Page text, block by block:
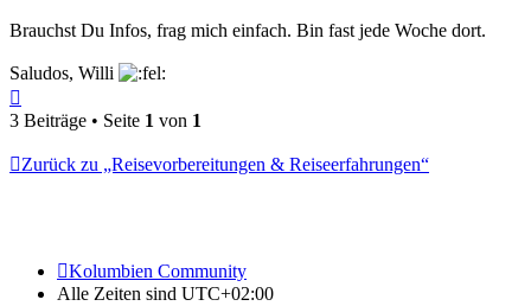
Brauchst Du Infos, frag mich einfach. Bin fast jede Woche dort.
Saludos, Willi
oben
3 Beiträge • Seite 1 von 1
Zurück zu „Reisevorbereitungen & Reiseerfahrungen“
Kolumbien Community
Alle Zeiten sind UTC+02:00